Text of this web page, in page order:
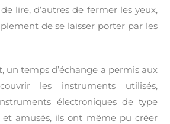
lire, d’autres de fermer les yeux,
de se laisser porter par les
un temps d’échange a permis aux
les instruments utilisés,
électroniques de type
et amusés, ils ont même pu créer